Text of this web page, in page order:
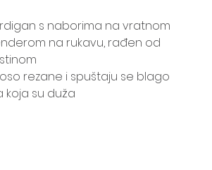
s naborima na vratnom
na rukavu, rađen od
rezane i spuštaju se blago
koja su duža